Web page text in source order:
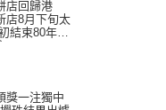
店回歸港
店8月下旬太
結束80年歷
獎一注獨中